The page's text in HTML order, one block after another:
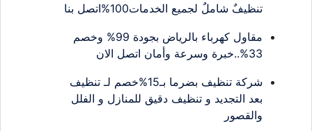
تنظيفٌ شاملٌ لجميع الخدمات100%اتصل بنا
مقاول كهرباء بالرياض بجودة 99% وخصم
33%..خبرة وسرعة وأمان اتصل الان
شركة تنظيف بضرما بـ15%خصم لـ تنظيف
بعد التجديد و تنظيف دقيق للمنازل و الفلل
والقصور